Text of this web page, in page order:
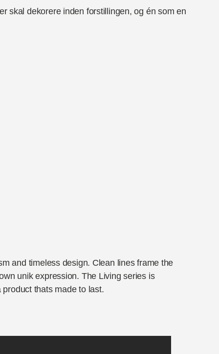
skal dekorere inden forstillingen, og én som en
and timeless design. Clean lines frame the
unik expression. The Living series is
thats made to last.